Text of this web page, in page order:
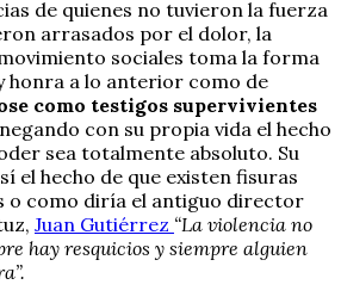
de quienes no tuvieron la fuerza
arrasados por el dolor, la
sociales toma la forma
honra a lo anterior como de
como testigos supervivientes
negando con su propia vida el hecho
sea totalmente absoluto. Su
el hecho de que existen fisuras
o como diría el antiguo director
Juan Gutiérrez “La violencia no
hay resquicios y siempre alguien